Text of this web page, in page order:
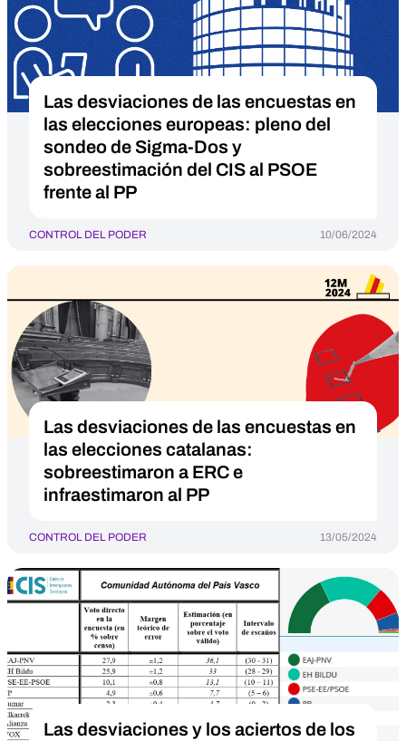
Las desviaciones de las encuestas en
las elecciones europeas: pleno del
sondeo de Sigma-Dos y
sobreestimación del CIS al PSOE
frente al PP
CONTROL DEL PODER 10/06/2024
Las desviaciones de las encuestas en
las elecciones catalanas:
sobreestimaron a ERC e
infraestimaron al PP
CONTROL DEL PODER 13/05/2024
Las desviaciones y los aciertos de los